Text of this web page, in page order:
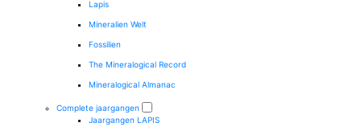
Lapis
Mineralien Welt
Fossilien
The Mineralogical Record
Mineralogical Almanac
Complete jaargangen
Jaargangen LAPIS